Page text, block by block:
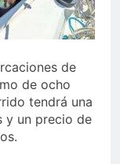
de
de ocho
tendrá una
y un precio de